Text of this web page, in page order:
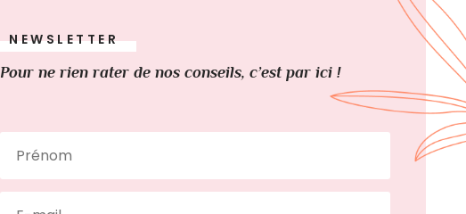
NEWSLETTER
Pour ne rien rater de nos conseils, c’est par ici !